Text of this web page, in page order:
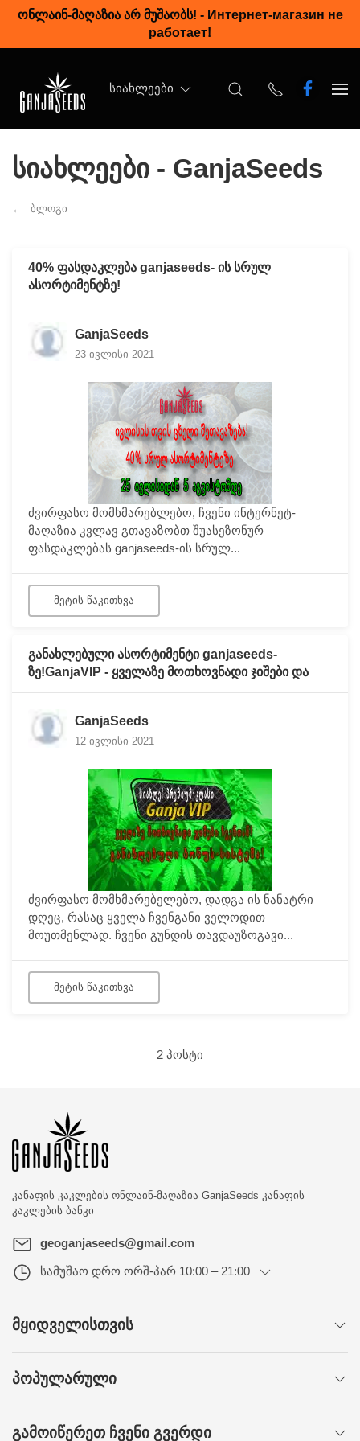
ონლაინ-მაღაზია არ მუშაობს! - Интернет-магазин не
работает!
ᲡᲘᲐᲮᲚᲔᲔᲑᲘ
სიახლეები - GanjaSeeds
ბლოგი
40% ფასდაკლება ganjaseeds- ის სრულ
ასორტიმენტზე!
GanjaSeeds
23 ივლისი 2021
ძვირფასო მომხმარებლებო, ჩვენი ინტერნეტ-
მაღაზია კვლავ გთავაზობთ შუასეზონურ
ფასდაკლებას ganjaseeds-ის სრულ...
ᲛᲔᲢᲘᲡ ᲬᲐᲙᲘᲗᲮᲕᲐ
განახლებული ასორტიმენტი ganjaseeds-
ზე!GanjaVIP - ყველაზე მოთხოვნადი ჯიშები და
სხვა მრავალი სიახლე!
GanjaSeeds
12 ივლისი 2021
ძვირფასო მომხმარებელებო, დადგა ის ნანატრი
დღეც, რასაც ყველა ჩვენგანი ველოდით
მოუთმენლად. ჩვენი გუნდის თავდაუზოგავი...
ᲛᲔᲢᲘᲡ ᲬᲐᲙᲘᲗᲮᲕᲐ
2 ᲞᲝᲡᲢᲘ
კანაფის კაკლების ონლაინ-მაღაზია GanjaSeeds კანაფის
კაკლების ბანკი
geoganjaseeds@gmail.com
სამუშაო დრო ორშ-პარ 10:00 – 21:00
ᲛᲧᲘᲓᲕᲔᲚᲘᲡᲗᲕᲘᲡ
ᲞᲝᲞᲣᲚᲐᲠᲣᲚᲘ
ᲒᲐᲛᲝᲘᲬᲔᲠᲔᲗ ᲩᲕᲔᲜᲘ ᲒᲕᲔᲠᲓᲘ